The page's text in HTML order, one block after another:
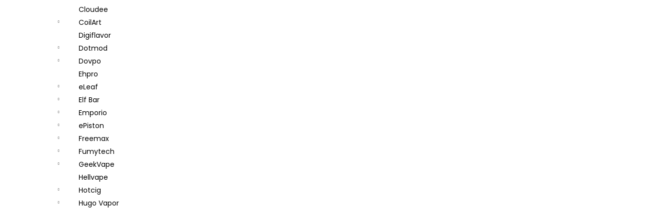
Cloudee
CoilArt
Digiflavor
Dotmod
Dovpo
Ehpro
eLeaf
Elf Bar
Emporio
ePiston
Freemax
Fumytech
GeekVape
Hellvape
Hotcig
Hugo Vapor